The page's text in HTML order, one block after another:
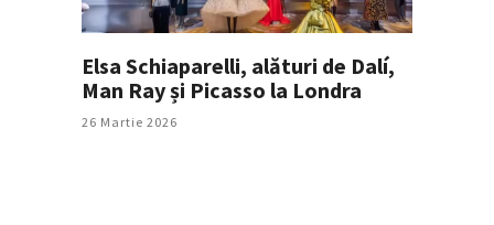
Elsa Schiaparelli, alături de Dalí,
Man Ray și Picasso la Londra
26 Martie 2026